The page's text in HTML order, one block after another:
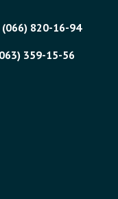
820-16-94
359-15-56